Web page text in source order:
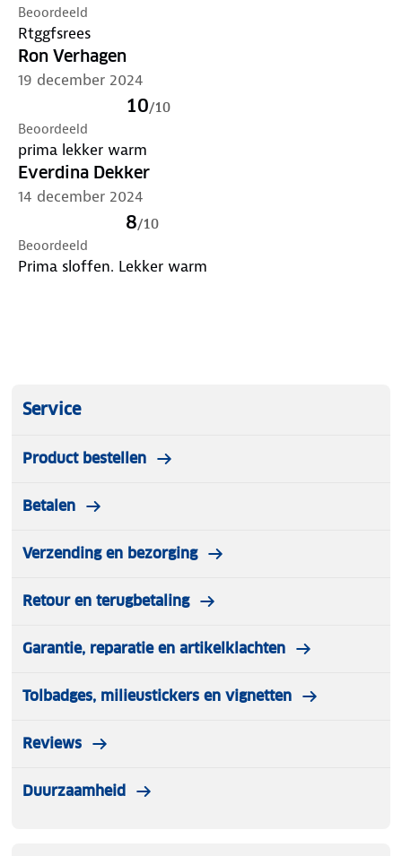
Beoordeeld
Rtggfsrees
Ron Verhagen
19 december 2024
10/10
Beoordeeld
prima lekker warm
Everdina Dekker
14 december 2024
8/10
Beoordeeld
Prima sloffen. Lekker warm
Service
Product bestellen
Betalen
Verzending en bezorging
Retour en terugbetaling
Garantie, reparatie en artikelklachten
Tolbadges, milieustickers en vignetten
Reviews
Duurzaamheid